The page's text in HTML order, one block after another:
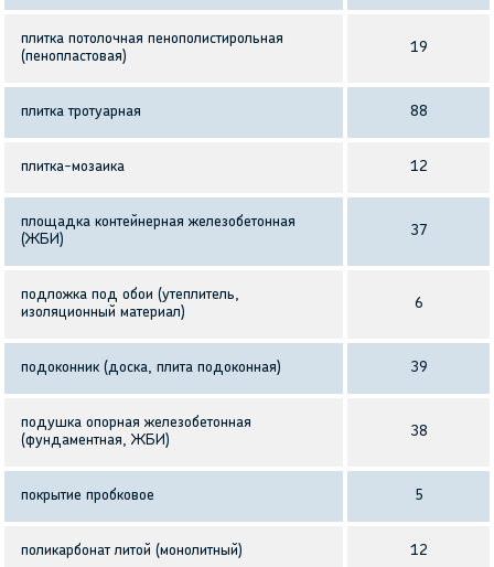
плитка потолочная пенополистирольная
(пенопластовая)
19
плитка тротуарная 88
плитка-мозаика 12
площадка контейнерная железобетонная
(ЖБИ)
37
подложка под обои (утеплитель,
изоляционный материал)
6
подоконник (доска, плита подоконная) 39
подушка опорная железобетонная
(фундаментная, ЖБИ)
38
покрытие пробковое 5
поликарбонат литой (монолитный) 12